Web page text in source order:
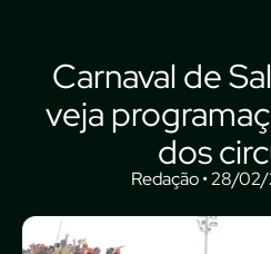
Carnaval de
veja
dos
Redação • 28/